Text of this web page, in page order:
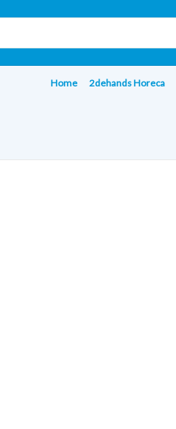
Home 2dehands Horeca